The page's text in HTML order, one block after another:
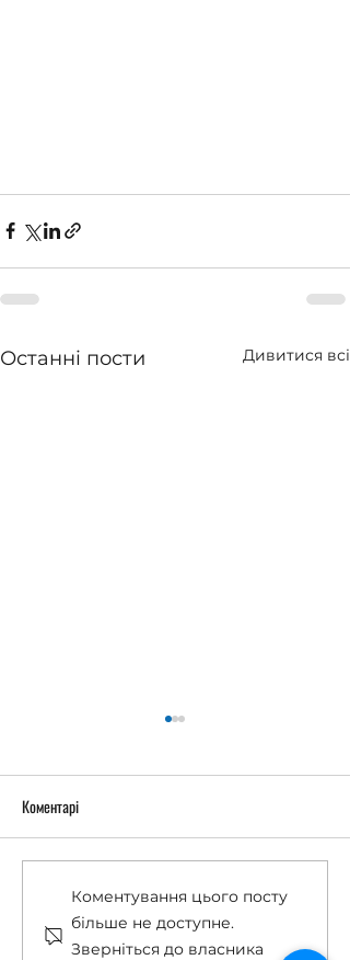
Останні пости Дивитися всі
Останній дзвоник 2026
Коментарі
Коментування цього посту
більше не доступне.
Зверніться до власника